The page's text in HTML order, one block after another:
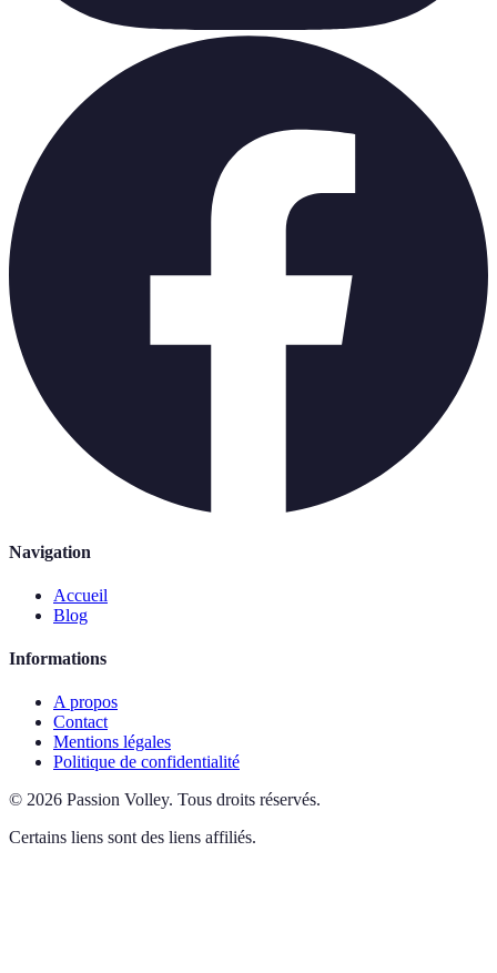
Navigation
Accueil
Blog
Informations
A propos
Contact
Mentions légales
Politique de confidentialité
© 2026 Passion Volley. Tous droits réservés.
Certains liens sont des liens affiliés.